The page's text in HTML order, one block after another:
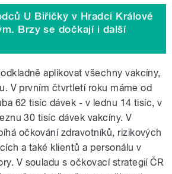
U Biřičky v Hradci Králové
Brzy se dočkají i další
aplikovat všechny vakcíny,
V prvním čtvrtletí roku máme od
62 tisíc dávek - v lednu 14 tisíc, v
30 tisíc dávek vakcíny. V
očkování zdravotníků, rizikových
a také klientů a personálu v
V souladu s očkovací strategií ČR